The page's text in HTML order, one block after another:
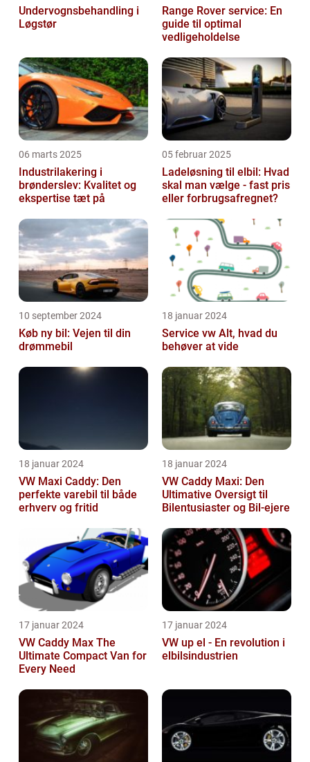
Undervognsbehandling i
Løgstør
Range Rover service: En
guide til optimal
vedligeholdelse
06 marts 2025
Industrilakering i
brønderslev: Kvalitet og
ekspertise tæt på
05 februar 2025
Ladeløsning til elbil: Hvad
skal man vælge - fast pris
eller forbrugsafregnet?
10 september 2024
Køb ny bil: Vejen til din
drømmebil
18 januar 2024
Service vw Alt, hvad du
behøver at vide
18 januar 2024
VW Maxi Caddy: Den
perfekte varebil til både
erhverv og fritid
18 januar 2024
VW Caddy Maxi: Den
Ultimative Oversigt til
Bilentusiaster og Bil-ejere
17 januar 2024
VW Caddy Max The
Ultimate Compact Van for
Every Need
17 januar 2024
VW up el - En revolution i
elbilsindustrien